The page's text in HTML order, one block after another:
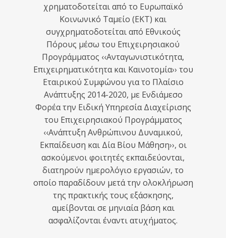
χρηματοδοτείται από το Ευρωπαϊκό
Κοινωνικό Ταμείο (ΕΚΤ) και
συγχρηματοδοτείται από Εθνικούς
Πόρους μέσω του Επιχειρησιακού
Προγράμματος ‹‹Ανταγωνιστικότητα,
Επιχειρηματικότητα και Καινοτομία›› του
Εταιρικού Συμφώνου για το Πλαίσιο
Ανάπτυξης 2014-2020, με Ενδιάμεσο
Φορέα την Ειδική Υπηρεσία Διαχείρισης
του Επιχειρησιακού Προγράμματος
‹‹Ανάπτυξη Ανθρώπινου Δυναμικού,
Εκπαίδευση και Δία Βίου Μάθηση››, οι
ασκούμενοι φοιτητές εκπαιδεύονται,
διατηρούν ημερολόγιο εργασιών, το
οποίο παραδίδουν μετά την ολοκλήρωση
της πρακτικής τους εξάσκησης,
αμείβονται σε μηνιαία βάση και
ασφαλίζονται έναντι ατυχήματος.